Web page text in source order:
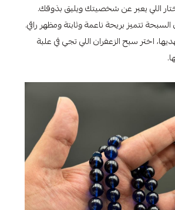
يعبر عن شخصيتك ويليق بذوقك.
تتميز بريحة ناعمة وثابتة ومظهر راقي.
اختر سبح الزعفران اللي تجي في علبة